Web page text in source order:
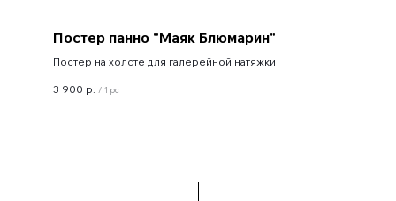
Постер панно "Маяк Блюмарин"
Постер на холсте для галерейной натяжки
3 900 р. / 1 pc